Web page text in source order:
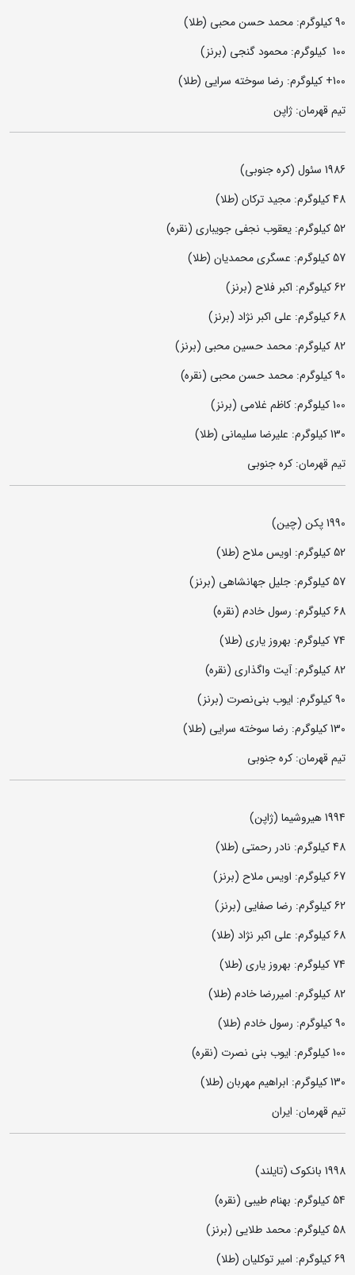
90 کیلوگرم: محمد حسن محبی (طلا)
100 کیلوگرم: محمود گنجی (برنز)
100+ کیلوگرم: رضا سوخته سرایی (طلا)
تیم قهرمان: ژاپن
1986 سئول (کره جنوبی)
48 کیلوگرم: مجید ترکان (طلا)
52 کیلوگرم: یعقوب نجفی جویباری (نقره)
57 کیلوگرم: عسگری محمدیان (طلا)
62 کیلوگرم: اکبر فلاح (برنز)
68 کیلوگرم: علی اکبر نژاد (برنز)
82 کیلوگرم: محمد حسین محبی (برنز)
90 کیلوگرم: محمد حسن محبی (نقره)
100 کیلوگرم: کاظم غلامی (برنز)
130 کیلوگرم: علیرضا سلیمانی (طلا)
تیم قهرمان: کره جنوبی
1990 پکن (چین)
52 کیلوگرم: اویس ملاح (طلا)
57 کیلوگرم: جلیل جهانشاهی (برنز)
68 کیلوگرم: رسول خادم (نقره)
74 کیلوگرم: بهروز یاری (طلا)
82 کیلوگرم: آیت واگذاری (نقره)
90 کیلوگرم: ایوب بنی‌نصرت (برنز)
130 کیلوگرم: رضا سوخته‌ سرایی (طلا)
تیم قهرمان: کره جنوبی
1994 هیروشیما (ژاپن)
48 کیلوگرم: نادر رحمتی (طلا)
67 کیلوگرم: اویس ملاح (برنز)
62 کیلوگرم: رضا صفایی (برنز)
68 کیلوگرم: علی اکبر نژاد (طلا)
74 کیلوگرم: بهروز یاری (طلا)
82 کیلوگرم: امیررضا خادم (طلا)
90 کیلوگرم: رسول خادم (طلا)
100 کیلوگرم: ایوب بنی نصرت (نقره)
130 کیلوگرم: ابراهیم مهربان (طلا)
تیم قهرمان: ایران
1998 بانکوک (تایلند)
54 کیلوگرم: بهنام طیبی (نقره)
58 کیلوگرم: محمد طلایی (برنز)
69 کیلوگرم: امیر توکلیان (طلا)